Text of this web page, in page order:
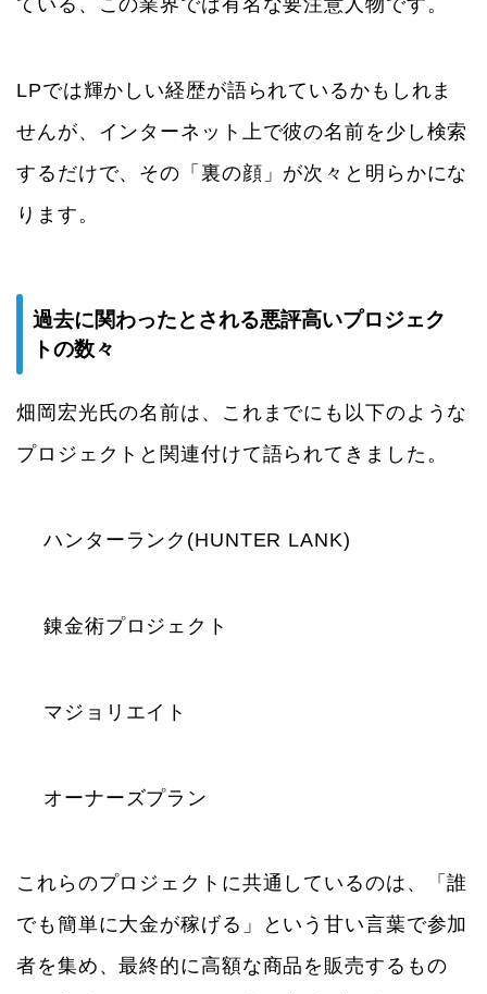
ている、この業界では有名な要注意人物です。
LPでは輝かしい経歴が語られているかもしれま
せんが、インターネット上で彼の名前を少し検索
するだけで、その「裏の顔」が次々と明らかにな
ります。
過去に関わったとされる悪評高いプロジェク
トの数々
畑岡宏光氏の名前は、これまでにも以下のような
プロジェクトと関連付けて語られてきました。
ハンターランク(HUNTER LANK)
錬金術プロジェクト
マジョリエイト
オーナーズプラン
これらのプロジェクトに共通しているのは、「誰
でも簡単に大金が稼げる」という甘い言葉で参加
者を集め、最終的に高額な商品を販売するもの